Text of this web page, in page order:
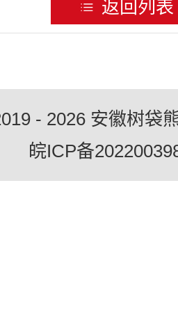
返回列表
- 2026 安徽树袋
皖ICP备